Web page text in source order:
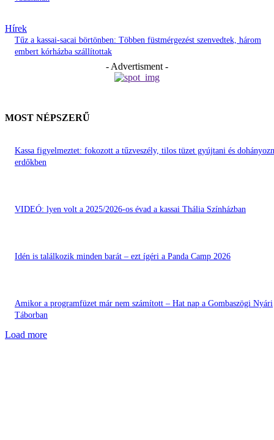
Hírek
Tűz a kassai-sacai börtönben: Többen füstmérgezést szenvedtek, három
embert kórházba szállítottak
- Advertisment -
MOST NÉPSZERŰ
Kassa figyelmeztet: fokozott a tűzveszély, tilos tüzet gyújtani és
erdőkben
VIDEÓ: lyen volt a 2025/2026-os évad a kassai Thália Színházban
Idén is találkozik minden barát – ezt ígéri a Panda Camp 2026
Amikor a programfüzet már nem számított – Hat nap a Gombaszögi Nyári
Táborban
Load more